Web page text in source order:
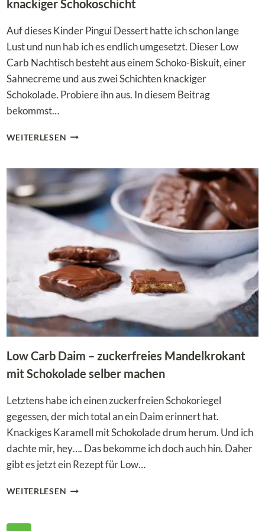
knackiger Schokoschicht
Auf dieses Kinder Pingui Dessert hatte ich schon lange
Lust und nun hab ich es endlich umgesetzt. Dieser Low
Carb Nachtisch besteht aus einem Schoko-Biskuit, einer
Sahnecreme und aus zwei Schichten knackiger
Schokolade. Probiere ihn aus. In diesem Beitrag
bekommst…
WEITERLESEN LOW
PINGUI
DESSERT
MIT
EXTRA
KNACKIGER
SCHOKOSCHICHT
Low Carb Daim – zuckerfreies Mandelkrokant
mit Schokolade selber machen
Letztens habe ich einen zuckerfreien Schokoriegel
gegessen, der mich total an ein Daim erinnert hat.
Knackiges Karamell mit Schokolade drum herum. Und ich
dachte mir, hey…. Das bekomme ich doch auch hin. Daher
gibt es jetzt ein Rezept für Low…
WEITERLESEN LOW